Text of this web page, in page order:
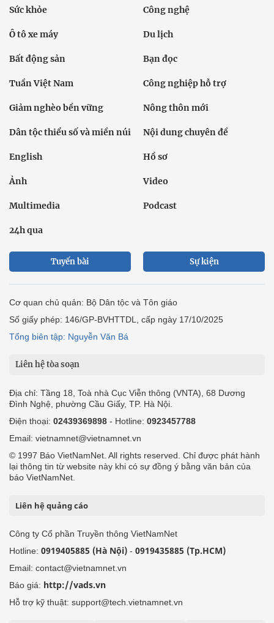
Sức khỏe Công nghệ
Ô tô xe máy Du lịch
Bất động sản Bạn đọc
Tuần Việt Nam Công nghiệp hỗ trợ
Giảm nghèo bền vững Nông thôn mới
Dân tộc thiểu số và miền núi Nội dung chuyên đề
English Hồ sơ
Ảnh Video
Multimedia Podcast
24h qua
Tuyến bài Sự kiện
Cơ quan chủ quản: Bộ Dân tộc và Tôn giáo
Số giấy phép: 146/GP-BVHTTDL, cấp ngày 17/10/2025
Tổng biên tập: Nguyễn Văn Bá
Liên hệ tòa soạn
Địa chỉ: Tầng 18, Toà nhà Cục Viễn thông (VNTA), 68 Dương
Đình Nghệ, phường Cầu Giấy, TP. Hà Nội.
Điện thoại: 02439369898 - Hotline: 0923457788
Email: vietnamnet@vietnamnet.vn
© 1997 Báo VietNamNet. All rights reserved. Chỉ được phát hành
lại thông tin từ website này khi có sự đồng ý bằng văn bản của
báo VietNamNet.
Liên hệ quảng cáo
Công ty Cổ phần Truyền thông VietNamNet
Hotline: 0919405885 (Hà Nội) - 0919435885 (Tp.HCM)
Email: contact@vietnamnet.vn
Báo giá: http://vads.vn
Hỗ trợ kỹ thuật: support@tech.vietnamnet.vn